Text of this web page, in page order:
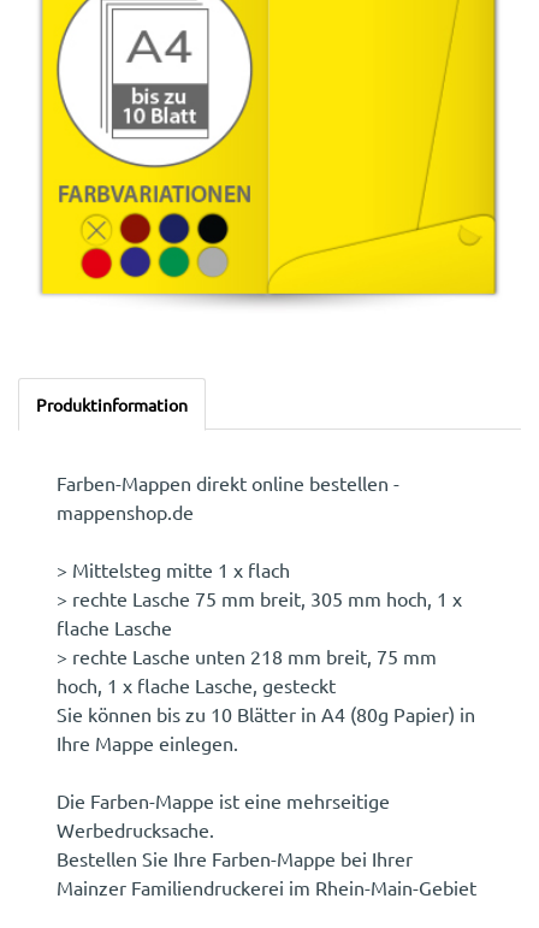
Produktinformation
Farben-Mappen direkt online bestellen -
mappenshop.de
> Mittelsteg mitte 1 x flach
> rechte Lasche 75 mm breit, 305 mm hoch, 1 x
flache Lasche
> rechte Lasche unten 218 mm breit, 75 mm
hoch, 1 x flache Lasche, gesteckt
Sie können bis zu 10 Blätter in A4 (80g Papier) in
Ihre Mappe einlegen.
Die Farben-Mappe ist eine mehrseitige
Werbedrucksache.
Bestellen Sie Ihre Farben-Mappe bei Ihrer
Mainzer Familiendruckerei im Rhein-Main-Gebiet